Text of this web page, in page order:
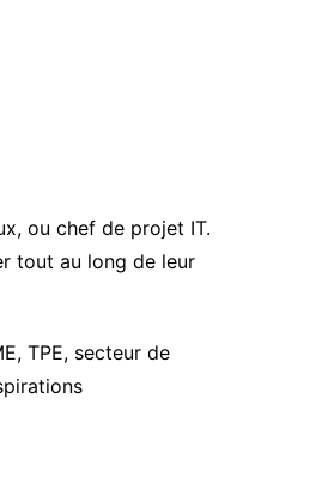
ou chef de projet IT.
tout au long de leur
TPE, secteur de